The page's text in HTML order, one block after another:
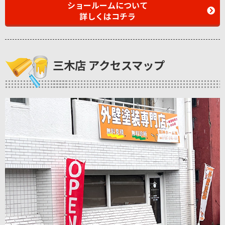
ショールームについて
詳しくはコチラ
三木店 アクセスマップ